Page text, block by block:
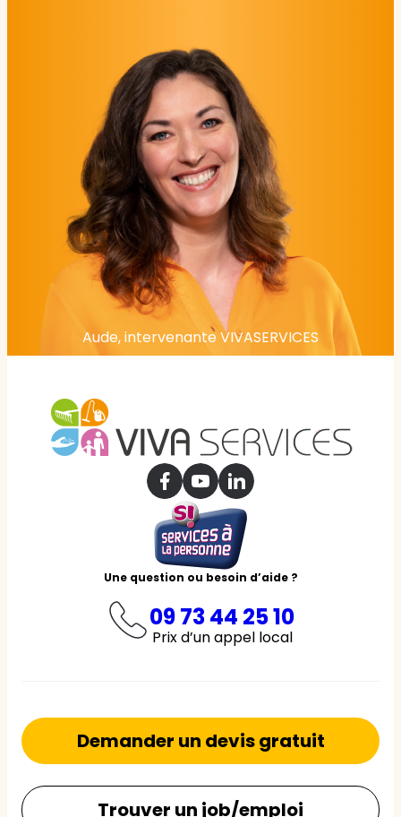
Aude, intervenante VIVASERVICES
Une question ou besoin d’aide ?
09 73 44 25 10
Prix d’un appel local
Demander un devis gratuit
Trouver un job/emploi